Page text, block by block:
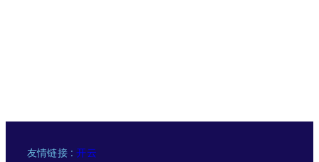
友情链接 :开云